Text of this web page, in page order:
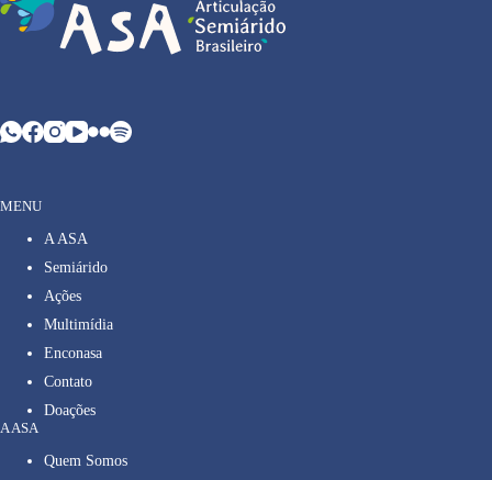
MENU
A ASA
Semiárido
Ações
Multimídia
Enconasa
Contato
Doações
A ASA
Quem Somos